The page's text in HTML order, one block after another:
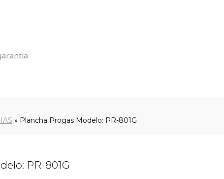
» Plancha Progas Modelo: PR-801G
PR-801G